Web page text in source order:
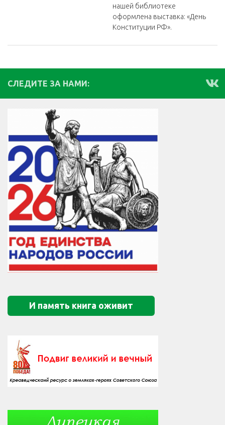
нашей библиотеке
оформлена выставка: «День
Конституции РФ».
СЛЕДИТЕ ЗА НАМИ:
И память книга оживит